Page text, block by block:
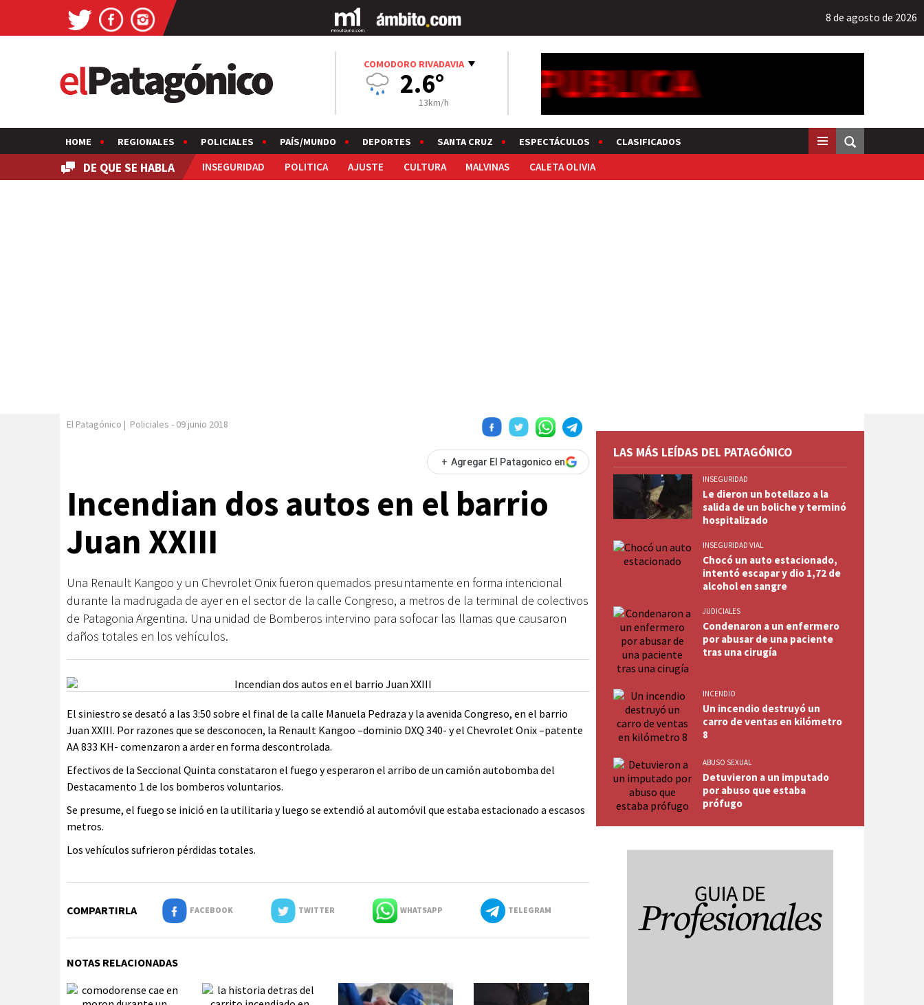
8 de agosto de 2026
COMODORO RIVADAVIA
2.6°
13km/h
HOME REGIONALES POLICIALES PAÍS/MUNDO DEPORTES SANTA CRUZ ESPECTÁCULOS CLASIFICADOS
DE QUE SE HABLA INSEGURIDAD POLITICA AJUSTE CULTURA MALVINAS CALETA OLIVIA
El Patagónico | Policiales - 09 junio 2018
+ Agregar El Patagonico en
Incendian dos autos en el barrio
Juan XXIII
Una Renault Kangoo y un Chevrolet Onix fueron quemados presuntamente en forma intencional
durante la madrugada de ayer en el sector de la calle Congreso, a metros de la terminal de colectivos
de Patagonia Argentina. Una unidad de Bomberos intervino para sofocar las llamas que causaron
daños totales en los vehículos.
El siniestro se desató a las 3:50 sobre el final de la calle Manuela Pedraza y la avenida Congreso, en el barrio
Juan XXIII. Por razones que se desconocen, la Renault Kangoo –dominio DXQ 340- y el Chevrolet Onix –patente
AA 833 KH- comenzaron a arder en forma descontrolada.
Efectivos de la Seccional Quinta constataron el fuego y esperaron el arribo de un camión autobomba del
Destacamento 1 de los bomberos voluntarios.
Se presume, el fuego se inició en la utilitaria y luego se extendió al automóvil que estaba estacionado a escasos
metros.
Los vehículos sufrieron pérdidas totales.
COMPARTIRLA FACEBOOK TWITTER WHATSAPP TELEGRAM
NOTAS RELACIONADAS
LAS MÁS LEÍDAS DEL PATAGÓNICO
INSEGURIDAD
Le dieron un botellazo a la
salida de un boliche y terminó
hospitalizado
INSEGURIDAD VIAL
Chocó un auto estacionado,
intentó escapar y dio 1,72 de
alcohol en sangre
JUDICIALES
Condenaron a un enfermero
por abusar de una paciente
tras una cirugía
INCENDIO
Un incendio destruyó un
carro de ventas en kilómetro
8
ABUSO SEXUAL
Detuvieron a un imputado
por abuso que estaba
prófugo